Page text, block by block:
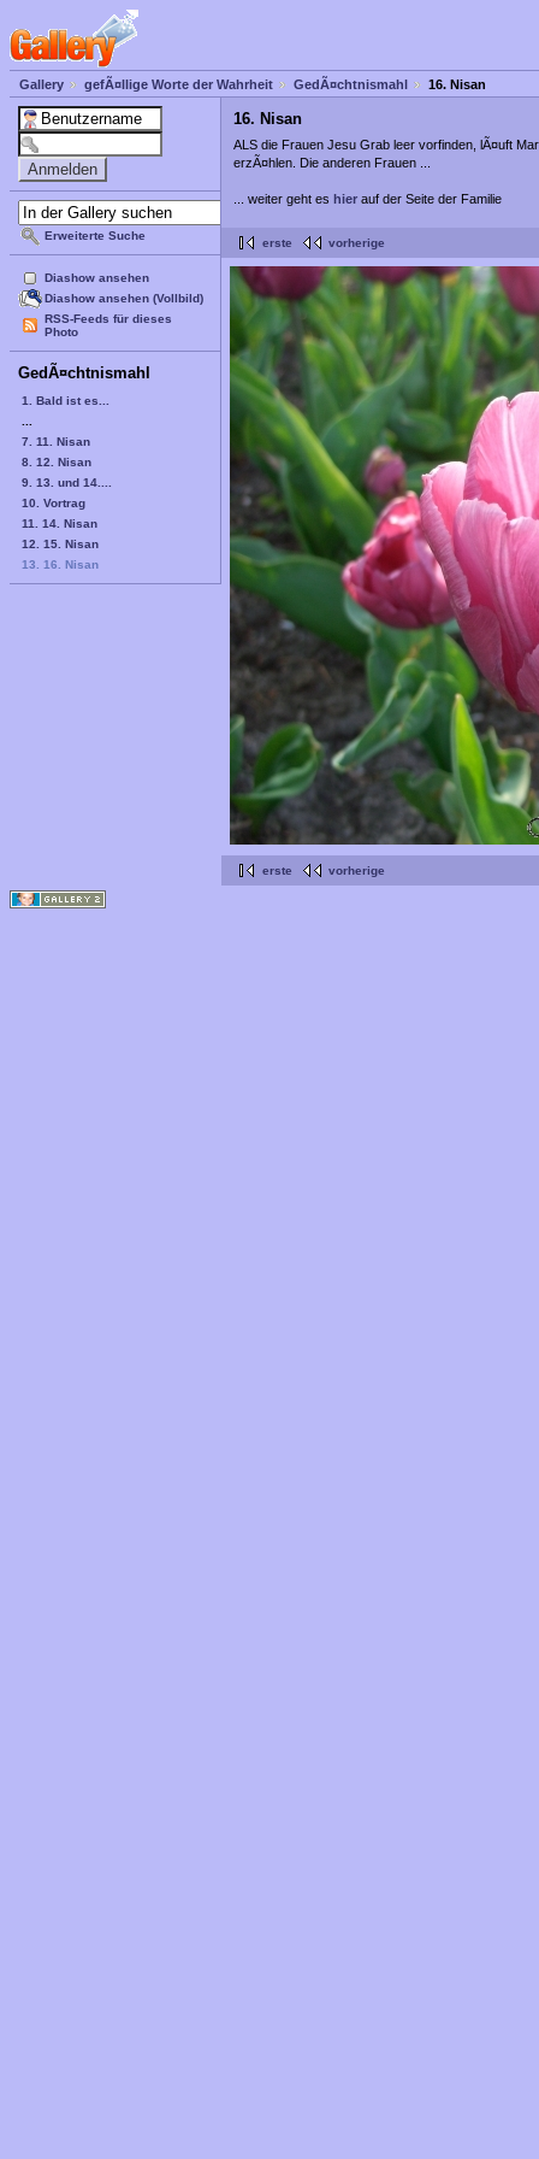
Gallery gefÃ¤llige Worte der Wahrheit GedÃ¤chtnismahl 16. Nisan
Erweiterte Suche
Diashow ansehen
Diashow ansehen (Vollbild)
RSS-Feeds für dieses
Photo
GedÃ¤chtnismahl
1. Bald ist es...
7. 11. Nisan
8. 12. Nisan
9. 13. und 14....
10. Vortrag
11. 14. Nisan
12. 15. Nisan
13. 16. Nisan
16. Nisan
ALS die Frauen Jesu Grab leer vorfinden, lÃ¤uft
erzÃ¤hlen. Die anderen Frauen ...
... weiter geht es hier auf der Seite der Familie
erste vorherige
erste vorherige